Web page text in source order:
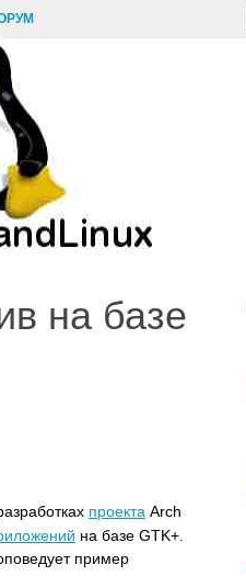
на базе
проекта Arch
на базе GTK+.
пример